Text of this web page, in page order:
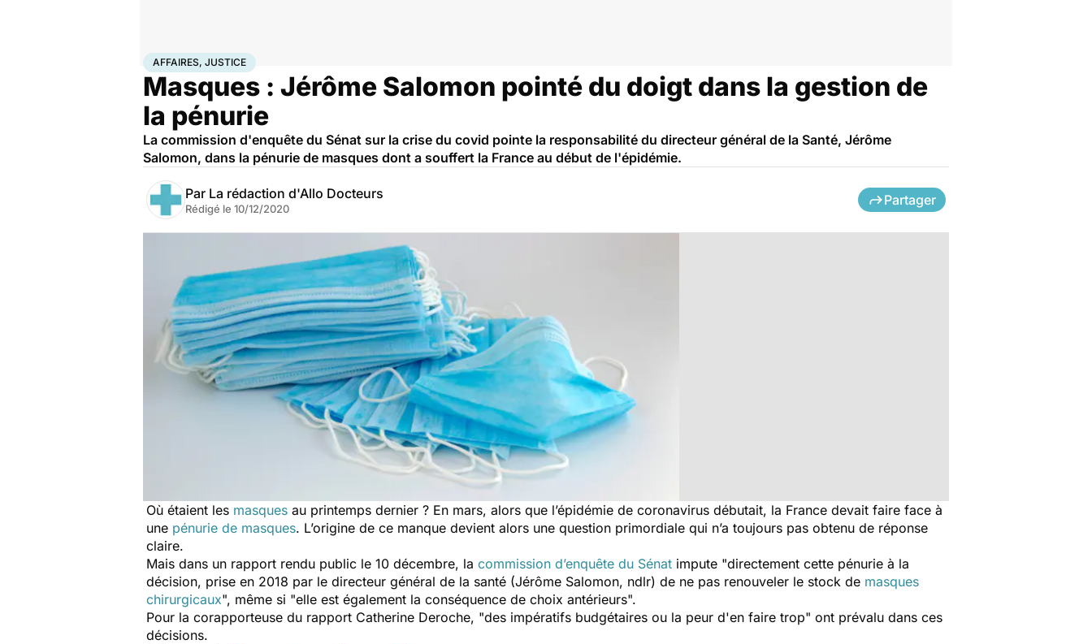
AccueilSanté SociétéJustice
AFFAIRES, JUSTICE
Masques : Jérôme Salomon pointé du doigt dans la gestion de
la pénurie
La commission d'enquête du Sénat sur la crise du covid pointe la responsabilité du directeur général de la Santé, Jérôme
Salomon, dans la pénurie de masques dont a souffert la France au début de l'épidémie.
Par La rédaction d'Allo Docteurs
Rédigé le 10/12/2020
Partager
Où étaient les masques au printemps dernier ? En mars, alors que l’épidémie de coronavirus débutait, la France devait faire face à
une pénurie de masques. L’origine de ce manque devient alors une question primordiale qui n’a toujours pas obtenu de réponse
claire.
Mais dans un rapport rendu public le 10 décembre, la commission d’enquête du Sénat impute "directement cette pénurie à la
décision, prise en 2018 par le directeur général de la santé (Jérôme Salomon, ndlr) de ne pas renouveler le stock de masques
chirurgicaux", même si "elle est également la conséquence de choix antérieurs".
Pour la corapporteuse du rapport Catherine Deroche, "des impératifs budgétaires ou la peur d'en faire trop" ont prévalu dans ces
décisions.